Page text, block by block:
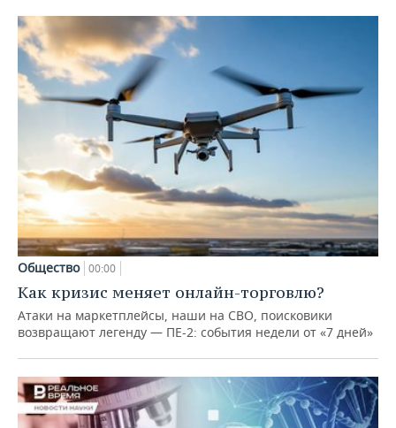
Общество 00:00
Как кризис меняет онлайн-торговлю?
Атаки на маркетплейсы, наши на СВО, поисковики
возвращают легенду — ПЕ-2: события недели от «7 дней»